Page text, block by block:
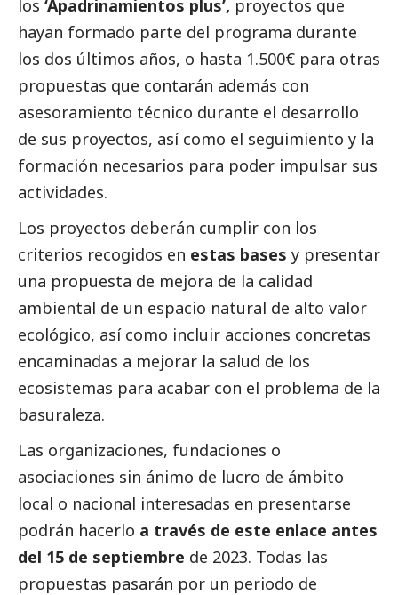
los ‘Apadrinamientos plus’, proyectos que
hayan formado parte del programa durante
los dos últimos años, o hasta 1.500€ para otras
propuestas que contarán además con
asesoramiento técnico durante el desarrollo
de sus proyectos, así como el seguimiento y la
formación necesarios para poder impulsar sus
actividades.
Los proyectos deberán cumplir con los
criterios recogidos en estas bases y presentar
una propuesta de mejora de la calidad
ambiental de un espacio natural de alto valor
ecológico, así como incluir acciones concretas
encaminadas a mejorar la salud de los
ecosistemas para acabar con el problema de la
basuraleza.
Las organizaciones, fundaciones o
asociaciones sin ánimo de lucro de ámbito
local o nacional interesadas en presentarse
podrán hacerlo a través de este enlace antes
del 15 de septiembre de 2023. Todas las
propuestas pasarán por un periodo de